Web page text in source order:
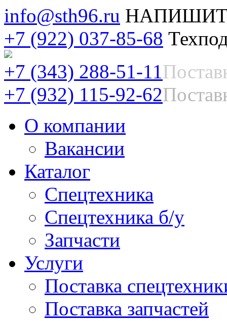
info@sth96.ru
+7 (922) 037-85-68
+7 (343) 288-51-11
+7 (932) 115-92-62
О компании
Вакансии
Каталог
Спецтехника
Спецтехника б/у
Запчасти
Услуги
Поставка
Поставка запчастей